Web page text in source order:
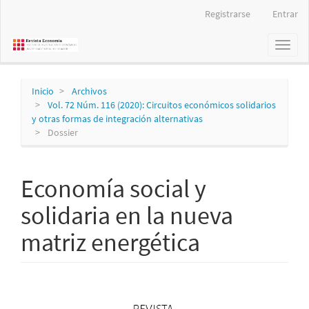
principal
Registrarse Entrar
Toggle
Inicio
Archivos
Vol. 72 Núm. 116 (2020): Circuitos económicos solidarios
y otras formas de integración alternativas
Dossier
Economía social y
solidaria en la nueva
matriz energética